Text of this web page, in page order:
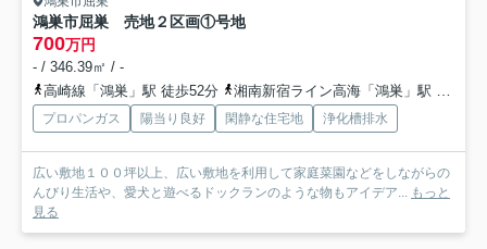
鴻巣市屈巣 売地２区画①号地
700万円
- / 346.39㎡ / -
高崎線「鴻巣」駅 徒歩52分
湘南新宿ライン高海「鴻巣」駅 徒歩52分
プロパンガス 陽当り良好 閑静な住宅地 浄化槽排水
広い敷地１００坪以上、広い敷地を利用して家庭菜園などをしながらの
んびり生活や、愛犬と遊べるドックランのような物もアイデア... もっと
見る